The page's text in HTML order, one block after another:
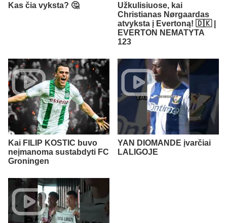
Kas čia vyksta? 🤔
Užkulisiuose, kai
Christianas Nørgaardas
atvyksta į Evertoną! 🇩🇰 |
EVERTON NEMATYTA
123
Kai FILIP KOSTIC buvo
neįmanoma sustabdyti FC
Groningen
YAN DIOMANDE įvarčiai
LALIGOJE